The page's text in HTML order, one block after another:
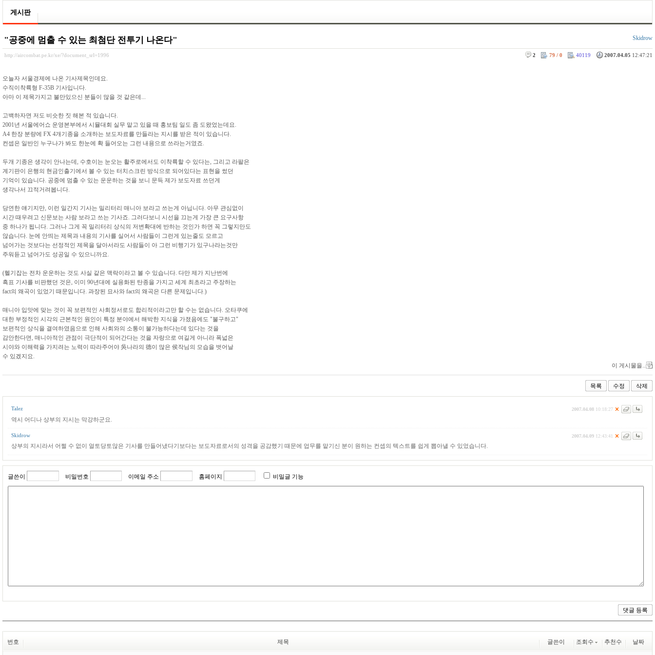
게시판
"공중에 멈출 수 있는 최첨단 전투기 나온다" Skidrow
http://aircombat.pe.kr/xe/?document_srl=1996 2007.04.05 12:47:21
40119
79 / 0
2
오늘자 서울경제에 나온 기사제목인데요.
수직이착륙형 F-35B 기사입니다.
아마 이 제목가지고 불만있으신 분들이 많을 것 같은데...
고백하자면 저도 비슷한 짓 해본 적 있습니다.
2001년 서울에어쇼 운영본부에서 시뮬대회 실무 맡고 있을 때 홍보팀 일도 좀 도왔었는데요.
A4 한장 분량에 FX 4개기종을 소개하는 보도자료를 만들라는 지시를 받은 적이 있습니다.
컨셉은 일반인 누구나가 봐도 한눈에 확 들어오는 그런 내용으로 쓰라는거였죠.
두개 기종은 생각이 안나는데, 수호이는 눈오는 활주로에서도 이착륙할 수 있다는, 그리고 라팔은
계기판이 은행의 현금인출기에서 볼 수 있는 터치스크린 방식으로 되어있다는 표현을 썼던
기억이 있습니다. 공중에 멈출 수 있는 운운하는 것을 보니 문득 제가 보도자료 쓰던게
생각나서 끄적거려봅니다.
당연한 얘기지만, 이런 일간지 기사는 밀리터리 매니아 보라고 쓰는게 아닙니다. 아무 관심없이
시간 때우려고 신문보는 사람 보라고 쓰는 기사죠. 그러다보니 시선을 끄는게 가장 큰 요구사항
중 하나가 됩니다. 그러나 그게 꼭 밀리터리 상식의 저변확대에 반하는 것인가 하면 꼭 그렇지만도
않습니다. 눈에 안띄는 제목과 내용의 기사를 실어서 사람들이 그런게 있는줄도 모르고
넘어가는 것보다는 선정적인 제목을 달아서라도 사람들이 아 그런 비행기가 있구나라는것만
주워듣고 넘어가도 성공일 수 있으니까요.
(헬기잡는 전차 운운하는 것도 사실 같은 맥락이라고 볼 수 있습니다. 다만 제가 지난번에
흑표 기사를 비판했던 것은, 이미 90년대에 실용화된 탄종을 가지고 세계 최초라고 주장하는
fact의 왜곡이 있었기 때문입니다. 과장된 묘사와 fact의 왜곡은 다른 문제입니다.)
매니아 입맛에 맞는 것이 꼭 보편적인 사회정서로도 합리적이라고만 할 수는 없습니다. 오타쿠에
대한 부정적인 시각의 근본적인 원인이 특정 분야에서 해박한 지식을 가졌음에도 "불구하고"
보편적인 상식을 결여하였음으로 인해 사회와의 소통이 불가능하다는데 있다는 것을
감안한다면, 매니아적인 관점이 극단적이 되어간다는 것을 자랑으로 여길게 아니라 폭넓은
시야와 이해력을 가지려는 노력이 따라주어야 吳나라의 德이 많은 侯작님의 모습을 벗어날
수 있겠지요.
이 게시물을..
목록 수정 삭제
2007.04.08 10:18:27
Talez
역시 어디나 상부의 지시는 막강하군요.
2007.04.09 12:43:41
Skidrow
상부의 지시라서 어쩔 수 없이 얼토당토않은 기사를 만들어냈다기보다는 보도자료로서의 성격을 공감했기 때문에 업무를 맡기신 분이 원하는 컨셉의 텍스트를 쉽게 뽑아낼 수 있었습니다.
글쓴이 비밀번호 이메일 주소 홈페이지 비밀글 기능
번호 제목 글쓴이 조회수 추천수 날짜